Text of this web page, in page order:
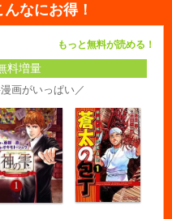
んなにお得！
もっと無料が読める！
料増量
画がいっぱい／